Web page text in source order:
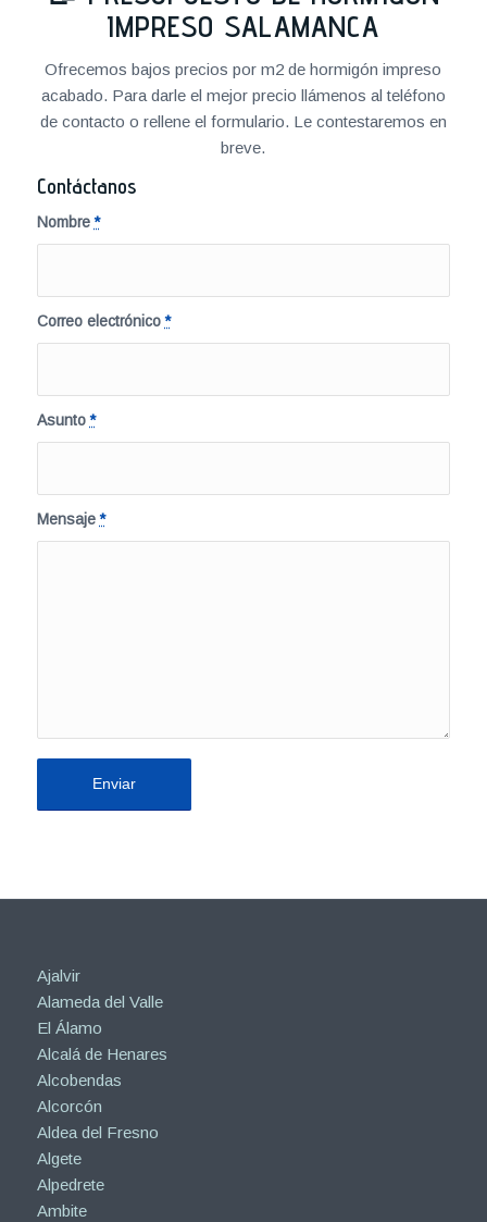
IMPRESO SALAMANCA
Ofrecemos bajos precios por m2 de hormigón impreso
acabado. Para darle el mejor precio llámenos al teléfono
de contacto o rellene el formulario. Le contestaremos en
breve.
Contáctanos
Nombre*
Correo electrónico*
Asunto*
Mensaje*
Ajalvir
Alameda del Valle
El Álamo
Alcalá de Henares
Alcobendas
Alcorcón
Aldea del Fresno
Algete
Alpedrete
Ambite